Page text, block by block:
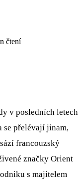
čtení
v posledních letech
se přelévají jinam,
francouzský
značky Orient
s majitelem